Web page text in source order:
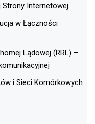
Strony Internetowej
w Łączności
Lądowej (RRL) –
i Sieci Komórkowych